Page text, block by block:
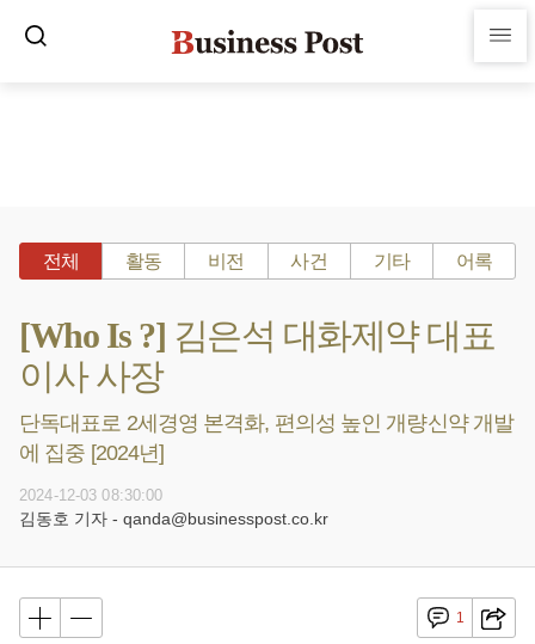
전체 활동 비전 사건 기타 어록
[Who Is ?] 김은석 대화제약 대표
이사 사장
단독대표로 2세경영 본격화, 편의성 높인 개량신약 개발
에 집중 [2024년]
2024-12-03 08:30:00
김동호 기자 - qanda@businesspost.co.kr
1